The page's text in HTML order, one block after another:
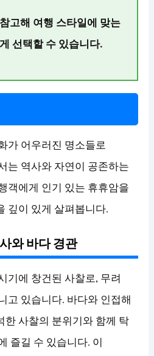
고해 여행 스타일에 맞는
선택할 수 있습니다.
가 어우러진 명소들로
는 역사와 자연이 공존하는
객에게 인기 있는 휴휴암을
깊이 있게 살펴봅니다.
와 바다 경관
기에 창건된 사찰로, 무려
고 있습니다. 바다와 인접해
한 사찰의 분위기와 함께 탁
즐길 수 있습니다. 이